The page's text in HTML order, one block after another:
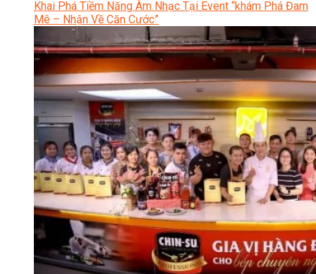
Khai Phá Tiềm Năng Âm Nhạc Tại Event “khám Phá Đam
Mê – Nhận Về Căn Cước”